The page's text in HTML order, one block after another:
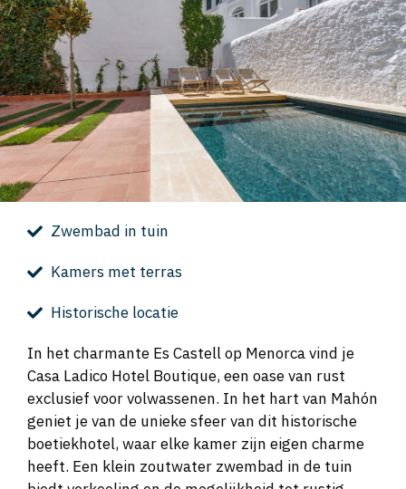
Zwembad in tuin
Kamers met terras
Historische locatie
In het charmante Es Castell op Menorca vind je
Casa Ladico Hotel Boutique, een oase van rust
exclusief voor volwassenen. In het hart van Mahón
geniet je van de unieke sfeer van dit historische
boetiekhotel, waar elke kamer zijn eigen charme
heeft. Een klein zoutwater zwembad in de tuin